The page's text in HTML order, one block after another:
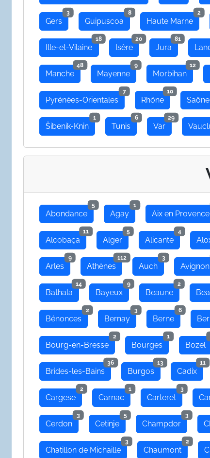
Gers
3
Guipuscoa
8
Haute Marne
2
Ille-et-Vilaine
18
Isère
20
Jura
81
Manche
48
Mayenne
9
Morbihan
12
Pyrénées-Orientales
7
Rhône
10
Šibenik-Knin
1
Tunis
6
Var
29
Abondance
5
Agay
1
Aix en Provence
Alcobaça
11
Alger
5
Alicante
4
Arles
9
Athènes
112
Auch
3
Avignon
Bathala
14
Bayeux
9
Beaune
2
Bénonces
2
Bernay
3
Berne
6
Bourg-en-Bresse
2
Bourges
1
Bozel
Brides-les-Bains
36
Burgos
13
Cadix
11
Cargese
2
Carnac
1
Carteret
3
Cerdon
3
Cetinje
5
Champdor
3
Chatillon de Michaille
3
Chaumont
2